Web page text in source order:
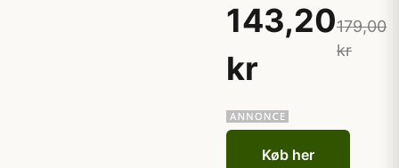
143,20
kr
179,00
kr
Køb her